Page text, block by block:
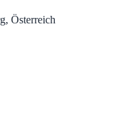
Österreich